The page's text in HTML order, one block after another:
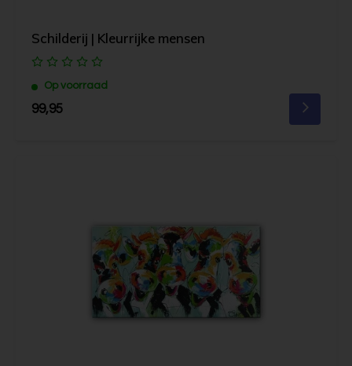
Schilderij | Kleurrijke mensen
Op voorraad
99,95